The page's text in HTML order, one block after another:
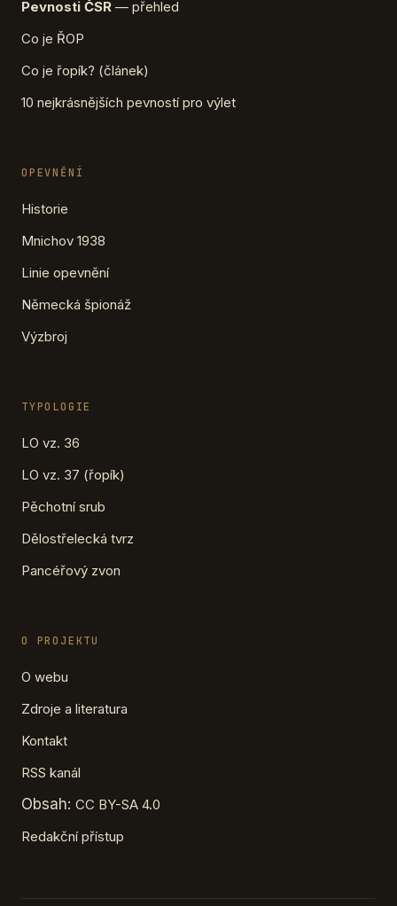
Pevnosti ČSR — přehled
Co je ŘOP
Co je řopík? (článek)
10 nejkrásnějších pevností pro výlet
OPEVNĚNÍ
Historie
Mnichov 1938
Linie opevnění
Německá špionáž
Výzbroj
TYPOLOGIE
LO vz. 36
LO vz. 37 (řopík)
Pěchotní srub
Dělostřelecká tvrz
Pancéřový zvon
O PROJEKTU
O webu
Zdroje a literatura
Kontakt
RSS kanál
Obsah: CC BY-SA 4.0
Redakční přístup